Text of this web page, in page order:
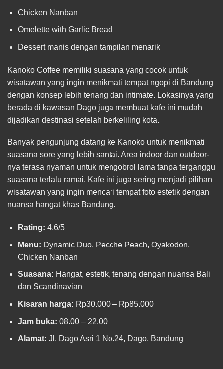
Chicken Nanban
Omelette with Garlic Bread
Dessert manis dengan tampilan menarik
Kanoko Coffee memiliki suasana yang cocok untuk
wisatawan yang ingin menikmati tempat ngopi di Bandung
dengan konsep lebih tenang dan intimate. Lokasinya yang
berada di kawasan Dago juga membuat kafe ini mudah
dijadikan destinasi setelah berkeliling kota.
Banyak pengunjung datang ke Kanoko untuk menikmati
suasana sore yang lebih santai. Area indoor dan outdoor-
nya terasa nyaman untuk mengobrol lama tanpa terganggu
suasana terlalu ramai. Kafe ini juga sering menjadi pilihan
wisatawan yang ingin mencari tempat foto estetik dengan
nuansa hangat khas Bandung.
Rating: 4.6/5
Menu: Dynamic Duo, Pecche Peach, Oyakodon,
Chicken Nanban
Suasana: Hangat, estetik, tenang dengan nuansa Bali
dan Scandinavian
Kisaran harga: Rp30.000 – Rp85.000
Jam buka: 08.00 – 22.00
Alamat: Jl. Dago Asri 1 No.24, Dago, Bandung